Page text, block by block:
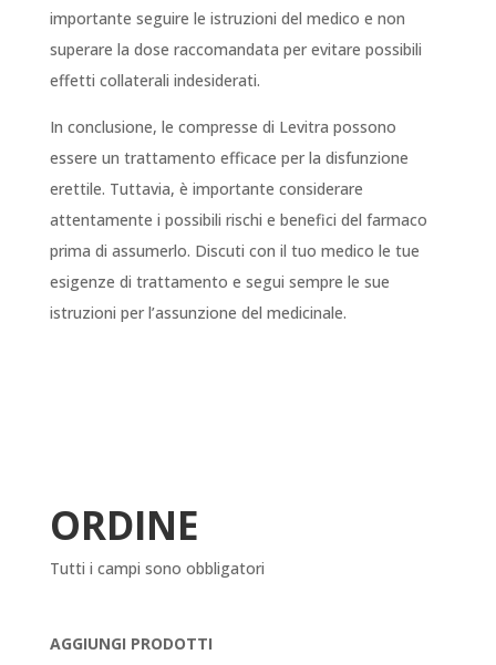
importante seguire le istruzioni del medico e non
superare la dose raccomandata per evitare possibili
effetti collaterali indesiderati.
In conclusione, le compresse di Levitra possono
essere un trattamento efficace per la disfunzione
erettile. Tuttavia, è importante considerare
attentamente i possibili rischi e benefici del farmaco
prima di assumerlo. Discuti con il tuo medico le tue
esigenze di trattamento e segui sempre le sue
istruzioni per l’assunzione del medicinale.
ORDINE
Tutti i campi sono obbligatori
AGGIUNGI PRODOTTI